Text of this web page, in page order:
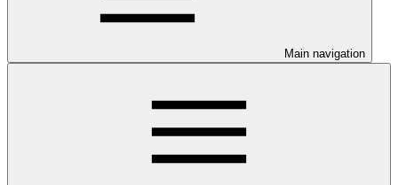
Main navigation